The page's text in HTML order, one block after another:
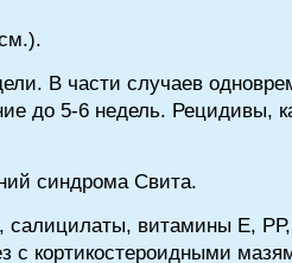
В части случаев
до 5-6 недель. Рецидивы,
синдрома Свита.
салицилаты, витамины Е,
кортикостероидными